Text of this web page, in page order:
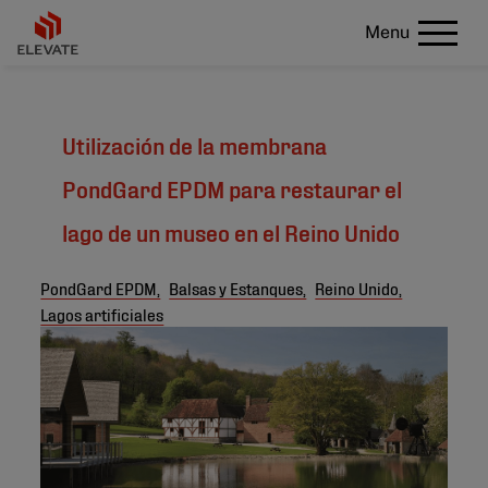
Menu
Utilización de la membrana
PondGard EPDM para restaurar el
lago de un museo en el Reino Unido
PondGard EPDM, Balsas y Estanques,
Reino Unido,
Lagos artificiales